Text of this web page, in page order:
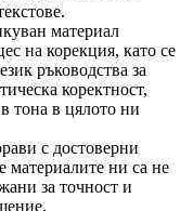
материал
на корекция, като се
ръководства за
коректност,
тона в цялото ни
с достоверни
материалите ни са не
за точност и